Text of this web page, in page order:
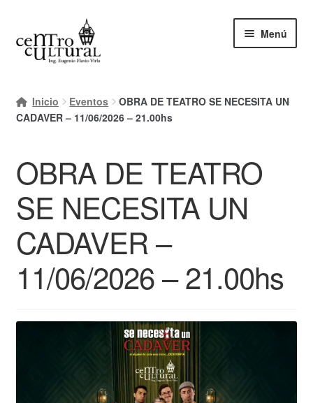
a
al
contenido
Menú
Mi cuenta
Finalizar compra
Ayuda Rapida
Inicio Eventos
OBRA DE TEATRO SE NECESITA UN
CADAVER – 11/06/2026 – 21.00hs
OBRA DE TEATRO
SE NECESITA UN
CADAVER –
11/06/2026 – 21.00hs